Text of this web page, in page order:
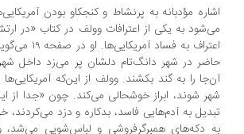
مؤدبانه به پرنشاط و کنجکاو بودن آمریکایی‌ها در
به یکی از اعترافات وولف در کتاب «در ارتش
اعتراف به فساد آمریکایی‌ها. او در
در شهر دانگ‌تام دلشان پر می‌زد داخل شهر
را به گند بکشند. وولف از این‌که آمریکایی‌ها
شوند، ابراز خوشحالی می‌کند. چون «جدا از این‌که
به آدم‌هایی فاسد، بدکاره و دزد می‌کردند، خود
دکه‌های همبرگرفروشی و لباس‌شویی می‌شد، و